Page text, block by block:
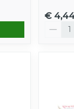
€
Aantal